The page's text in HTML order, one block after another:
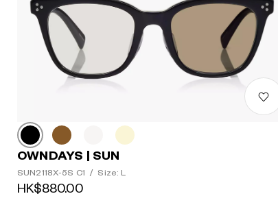
OWNDAYS | SUN
SUN2118X-5S C1 / Size: L
HK$880.00